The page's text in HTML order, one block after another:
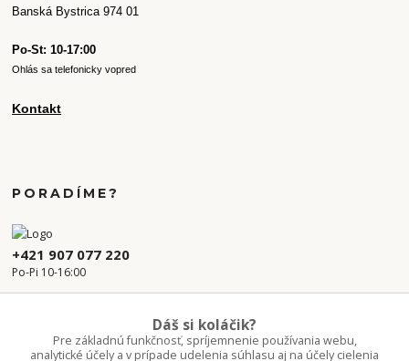
Banská Bystrica 974 01
Po-St: 10-17:00
Ohlás sa telefonicky vopred
Kontakt
PORADÍME?
+421 907 077 220
Po-Pi 10-16:00
Dáš si koláčik?
Pre základnú funkčnosť, spríjemnenie používania webu,
analytické účely a v prípade udelenia súhlasu aj na účely cielenia